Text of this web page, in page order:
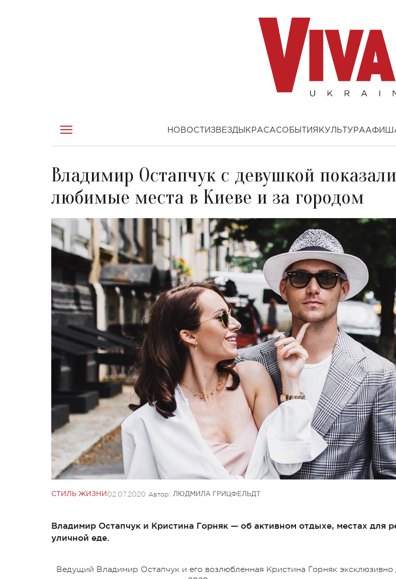
НОВОСТИ ЗВЕЗДЫ КРАСАСОБЫТИЯ КУЛЬТУРА
Владимир Остапчук с девушкой показали
любимые места в Киеве и за городом
СТИЛЬ ЖИЗНИ 02.07.2020 Автор: ЛЮДМИЛА ГРИЦФЕЛЬДТ
Владимир Остапчук и Кристина Горняк — об активном отдыхе, местах для
уличной еде.
Ведущий Владимир Остапчук и его возлюбленная Кристина Горняк эксклюзивно